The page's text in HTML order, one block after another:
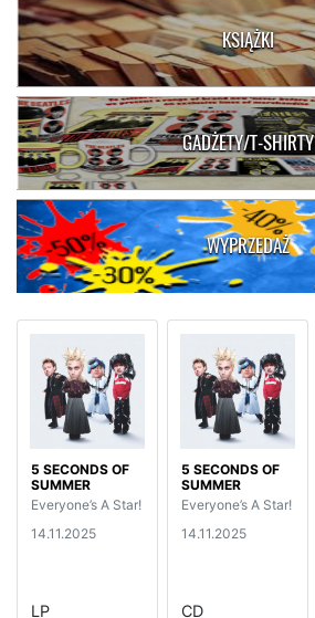
KSIĄŻKI
GADŻETY/T-SHIRTY
WYPRZEDAŻ
5 SECONDS OF
SUMMER
Everyone’s A Star!
14.11.2025
LP
5 SECONDS OF
SUMMER
Everyone’s A Star!
14.11.2025
CD